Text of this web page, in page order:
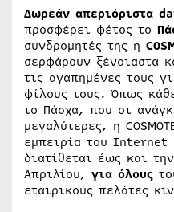
Δωρεάν απεριόριστα
προσφέρει φέτος το
συνδρομητές της η
σερφάρουν ξένοιαστα
τις αγαπημένες τους
φίλους τους. Όπως
το Πάσχα, που οι
μεγαλύτερες, η
εμπειρία του Internet
διατίθεται έως και
Απριλίου, για όλους
εταιρικούς πελάτες